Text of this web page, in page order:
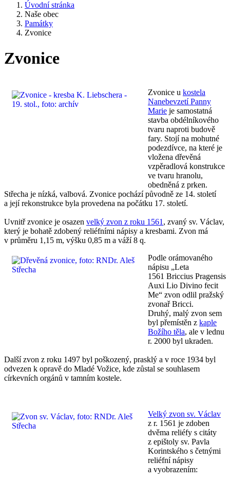
Úvodní stránka
Naše obec
Památky
Zvonice
Zvonice
Zvonice u kostela
Nanebevzetí Panny
Marie je samostatná
stavba obdélníkového
tvaru naproti budově
fary. Stojí na mohutné
podezdívce, na které je
vložena dřevěná
vzpěradlová konstrukce
ve tvaru hranolu,
obedněná z prken.
Střecha je nízká, valbová. Zvonice pochází původně ze 14. století
a její rekonstrukce byla provedena na počátku 17. století.
Uvnitř zvonice je osazen velký zvon z roku 1561 , zvaný sv. Václav,
který je bohatě zdobený reliéfními nápisy a kresbami. Zvon má
v průměru 1,15 m, výšku 0,85 m a váží 8 q.
Podle orámovaného
nápisu „Leta
1561 Briccius Pragensis
Auxi Lio Divino fecit
Me“ zvon odlil pražský
zvonař Bricci.
Druhý, malý zvon sem
byl přemístěn z kaple
Božího těla, ale v lednu
r. 2000 byl ukraden.
Další zvon z roku 1497 byl poškozený, prasklý a v roce 1934 byl
odvezen k opravě do Mladé Vožice, kde zůstal se souhlasem
církevních orgánů v tamním kostele.
Velký zvon sv. Václav
z r. 1561 je zdoben
dvěma reliéfy s citáty
z epištoly sv. Pavla
Korintského s četnými
reliéfní nápisy
a vyobrazením: